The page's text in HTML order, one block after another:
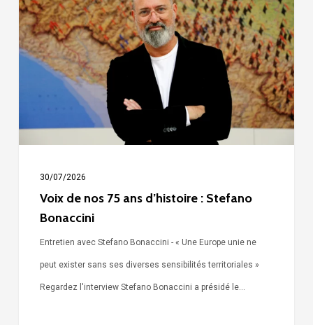
nos
75
ans
d’histoire
Stefano
Bonaccini
30/07/2026
Voix de nos 75 ans d’histoire : Stefano
Bonaccini
Entretien avec Stefano Bonaccini - « Une Europe unie ne
peut exister sans ses diverses sensibilités territoriales »
Regardez l'interview Stefano Bonaccini a présidé le…